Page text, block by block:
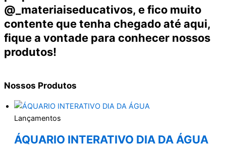
@_materiaiseducativos, e fico muito
contente que tenha chegado até aqui,
fique a vontade para conhecer nossos
produtos!
Nossos Produtos
Lançamentos
ÁQUARIO INTERATIVO DIA DA ÁGUA